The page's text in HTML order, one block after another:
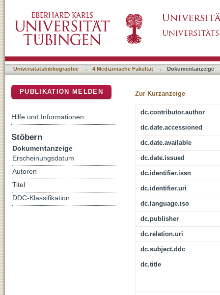
endpoints, quality of life, value, and price
Universitätsbibliographie → 4 Medizinische Fakultät → Dokumentanzeige
Zur Kurzanzeige
dc.contributor.author
dc.date.accessioned
dc.date.available
dc.date.issued
dc.identifier.issn
dc.identifier.uri
dc.language.iso
dc.publisher
dc.relation.uri
dc.subject.ddc
dc.title
PUBLIKATION MELDEN
Hilfe und Informationen
Stöbern
Dokumentanzeige
Erscheinungsdatum
Autoren
Titel
DDC-Klassifikation